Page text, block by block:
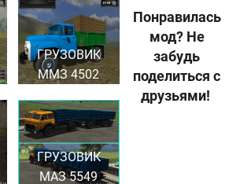
ГРУЗОВИК
ММЗ 4502
ГРУЗОВИК
МАЗ 5549
Понравилась
мод? Не
забудь
поделиться с
друзьями!